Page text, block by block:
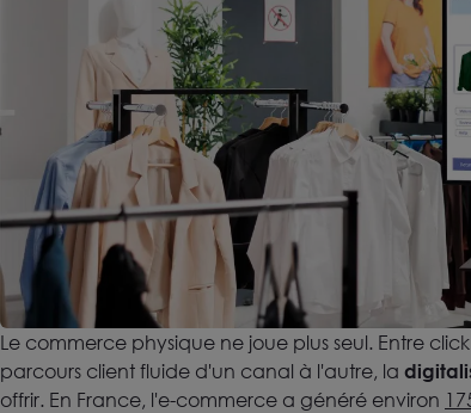
Le commerce physique ne joue plus seul. Entre
parcours client fluide d'un canal à l'autre, la
offrir. En France, l'e-commerce a généré environ